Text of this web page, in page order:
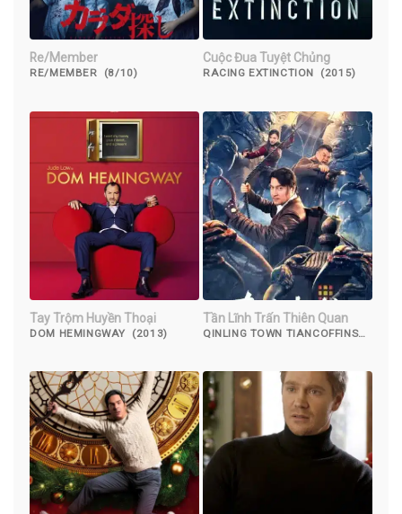
Re/Member
RE/MEMBER (8/10)
Cuộc Đua Tuyệt Chủng
RACING EXTINCTION (2015)
Tay Trộm Huyền Thoại
DOM HEMINGWAY (2013)
Tần Lĩnh Trấn Thiên Quan
QINLING TOWN TIANCOFFINS